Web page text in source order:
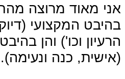
אני מאוד מרוצה
בהיבט המקצועי
הרעיון וכו') והן
(אישית, כנה ונעימה).